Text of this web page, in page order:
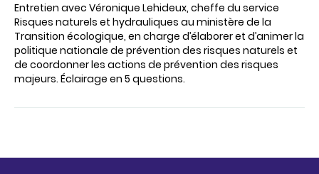
Entretien avec Véronique Lehideux, cheffe du service
Risques naturels et hydrauliques au ministère de la
Transition écologique, en charge d’élaborer et d’animer la
politique nationale de prévention des risques naturels et
de coordonner les actions de prévention des risques
majeurs. Éclairage en 5 questions.